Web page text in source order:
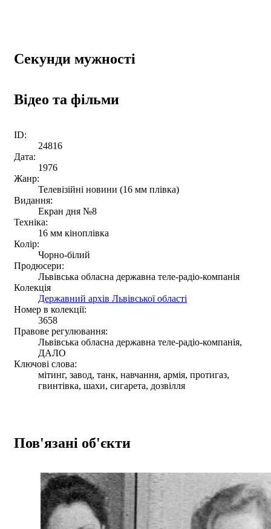
Секунди мужності
Відео та фільми
ID:
24816
Дата:
1976
Жанр:
Телевізійні новини (16 мм плівка)
Видання:
Екран дня №8
Техніка:
16 мм кіноплівка
Колір:
Чорно-білий
Продюсери:
Львівська обласна державна теле-радіо-компанія
Колекція
Державний архів Львівської області
Номер в колекції:
3658
Правове регулювання:
Львівська обласна державна теле-радіо-компанія,
ДАЛО
Ключові слова:
мітинг, завод, танк, навчання, армія, протигаз,
гвинтівка, шахи, сигарета, дозвілля
Пов'язані об'єкти